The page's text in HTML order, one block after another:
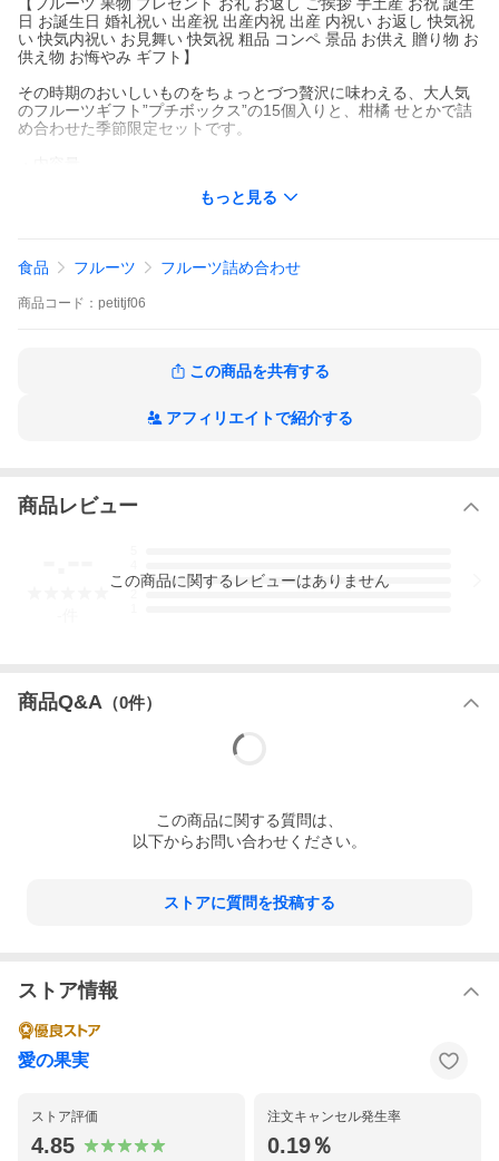
【フルーツ 果物 プレゼント お礼 お返し ご挨拶 手土産 お祝 誕生
日 お誕生日 婚礼祝い 出産祝 出産内祝 出産 内祝い お返し 快気祝
い 快気内祝い お見舞い 快気祝 粗品 コンペ 景品 お供え 贈り物 お
供え物 お悔やみ ギフト】
その時期のおいしいものをちょっとづつ贅沢に味わえる、大人気
のフルーツギフト”プチボックス”の15個入りと、柑橘 せとかで詰
め合わせた季節限定セットです。
※入荷や時期によりフルーツの内容は変わります。
もっと見る
食品 フルーツ フルーツ詰め合わせ
商品 コード： petitjf06
この商品を共有する
アフィリエイトで紹介する
商品レビュー
3
この商品に関するレビューはありません
商品Q&A （0件）
この商品に関する質問は、
以下からお問い合わせください。
ストアに質問を投稿する
ストア情報
愛の果実
ストア評価
4.85
注文キャンセル発生率
0.19％